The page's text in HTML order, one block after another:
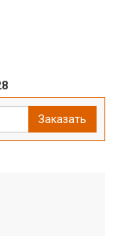
Заказать